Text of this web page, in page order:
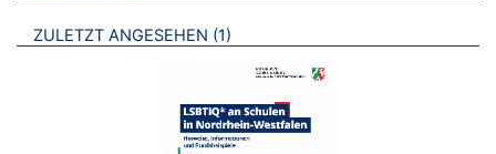
ZULETZT ANGESEHEN 1 BROSCHÜREN